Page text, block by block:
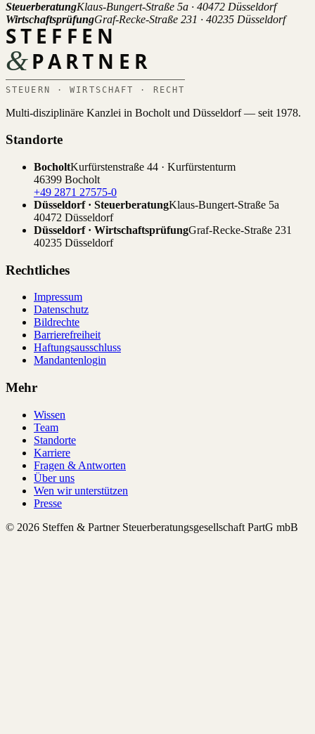
SteuerberatungKlaus-Bungert-Straße 5a · 40472 Düsseldorf
WirtschaftsprüfungGraf-Recke-Straße 231 · 40235 Düsseldorf
STEFFEN
&PARTNER
STEUERN · WIRTSCHAFT · RECHT
Multi-disziplinäre Kanzlei in Bocholt und Düsseldorf — seit 1978.
Standorte
BocholtKurfürstenstraße 44 · Kurfürstenturm
46399 Bocholt
+49 2871 27575-0
Düsseldorf · SteuerberatungKlaus-Bungert-Straße 5a
40472 Düsseldorf
Düsseldorf · WirtschaftsprüfungGraf-Recke-Straße 231
40235 Düsseldorf
Rechtliches
Impressum
Datenschutz
Bildrechte
Barrierefreiheit
Haftungsausschluss
Mandantenlogin
Mehr
Wissen
Team
Standorte
Karriere
Fragen & Antworten
Über uns
Wen wir unterstützen
Presse
© 2026 Steffen & Partner Steuerberatungsgesellschaft PartG mbB